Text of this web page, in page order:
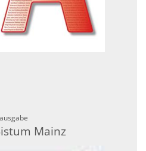
Mainz